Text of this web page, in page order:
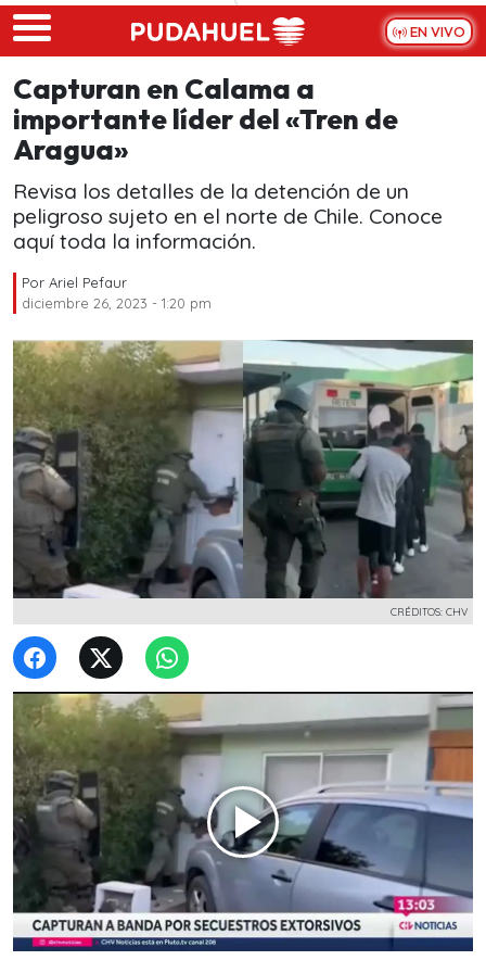
Skip to main content
EN VIVO
Capturan en Calama a
importante líder del «Tren de
Aragua»
Revisa los detalles de la detención de un
peligroso sujeto en el norte de Chile. Conoce
aquí toda la información.
Por Ariel Pefaur
diciembre 26, 2023 - 1:20 pm
CRÉDITOS: CHV